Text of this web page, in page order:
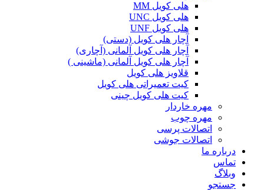
هلی کویل MM
هلی کویل UNC
هلی کویل UNF
آچار هلی کویل (دستی)
آچار هلی کویل آلمانی (آچاری)
آچار هلی کویل آلمانی (ماشینی )
قلاویز هلی کویل
کیت تعمیراتی هلی کویل
کیت هلی کویل چینی
مهره خاردار
مهره چوب
اتصالات پرسی
اتصالات جوشی
درباره ما
تماس
وبلاگ
جستجو